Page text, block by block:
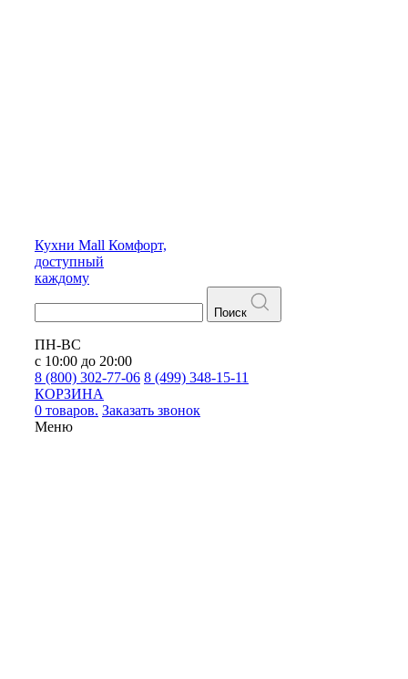
Кухни Mall Комфорт,
доступный
каждому
Поиск
ПН-ВС
с 10:00 до 20:00
8 (800) 302-77-06 8 (499) 348-15-11
КОРЗИНА
0 товаров. Заказать звонок
Меню